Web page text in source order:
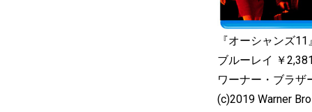
『オーシャンズ11
ブルーレイ ￥
ワーナー・ブラザ
(c)2019 Warner